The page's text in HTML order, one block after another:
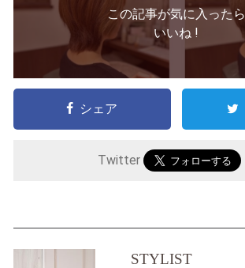
この記事が気に入ったら
いいね !
シェア
Twitter
STYLIST